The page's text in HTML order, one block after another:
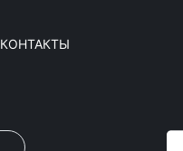
КОНТАКТЫ